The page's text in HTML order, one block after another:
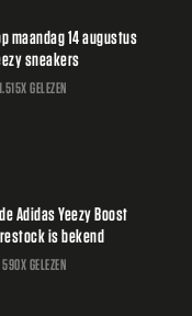
maandag 14 augustus
sneakers
1.515X GELEZEN
Adidas Yeezy Boost
restock is bekend
590X GELEZEN